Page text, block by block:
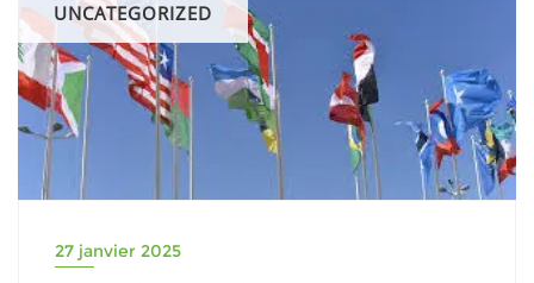
UNCATEGORIZED
27 janvier 2025